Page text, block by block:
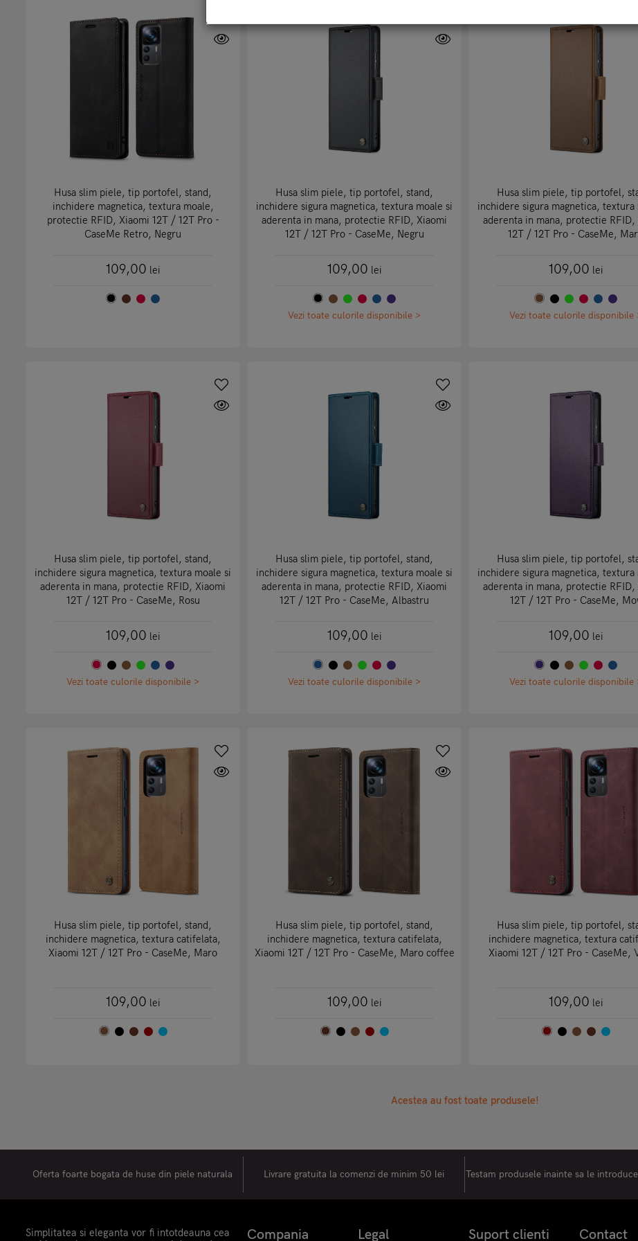
Husa slim piele, tip portofel, stand,
inchidere magnetica, textura moale,
protectie RFID, Xiaomi 12T / 12T Pro -
CaseMe Retro, Negru
109,00 lei
Husa slim piele, tip portofel, stand,
inchidere sigura magnetica, textura moale si
aderenta in mana, protectie RFID, Xiaomi
12T / 12T Pro - CaseMe, Negru
109,00 lei
Vezi toate culorile disponibile >
Husa slim piele, tip portofel,
inchidere sigura magnetica, textura
aderenta in mana, protectie RFID,
12T / 12T Pro - CaseMe,
109,00 lei
Vezi toate culorile disponibile
Husa slim piele, tip portofel, stand,
inchidere sigura magnetica, textura moale si
aderenta in mana, protectie RFID, Xiaomi
12T / 12T Pro - CaseMe, Rosu
109,00 lei
Vezi toate culorile disponibile >
Husa slim piele, tip portofel, stand,
inchidere sigura magnetica, textura moale si
aderenta in mana, protectie RFID, Xiaomi
12T / 12T Pro - CaseMe, Albastru
109,00 lei
Vezi toate culorile disponibile >
Husa slim piele, tip portofel,
inchidere sigura magnetica, textura
aderenta in mana, protectie RFID,
12T / 12T Pro - CaseMe,
109,00 lei
Vezi toate culorile disponibile
Husa slim piele, tip portofel, stand,
inchidere magnetica, textura catifelata,
Xiaomi 12T / 12T Pro - CaseMe, Maro
109,00 lei
Husa slim piele, tip portofel, stand,
inchidere magnetica, textura catifelata,
Xiaomi 12T / 12T Pro - CaseMe, Maro coffee
109,00 lei
Husa slim piele, tip portofel,
inchidere magnetica, textura
Xiaomi 12T / 12T Pro - CaseMe,
109,00 lei
Acestea au fost toate produsele!
Oferta foarte bogata de huse din piele naturala Livrare gratuita la comenzi de minim 50 lei Testam produsele inainte sa le
Simplitatea si eleganta vor fi intotdeauna cea
Compania Legal Suport clienti Contact